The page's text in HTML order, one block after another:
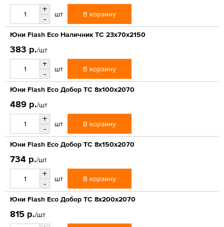
+
-
шт В корзину
Юни Flash Eco Наличник ТС 23x70x2150
383 р./шт
+
-
шт В корзину
Юни Flash Eco Добор ТС 8x100x2070
489 р./шт
+
-
шт В корзину
Юни Flash Eco Добор ТС 8x150x2070
734 р./шт
+
-
шт В корзину
Юни Flash Eco Добор ТС 8x200x2070
815 р./шт